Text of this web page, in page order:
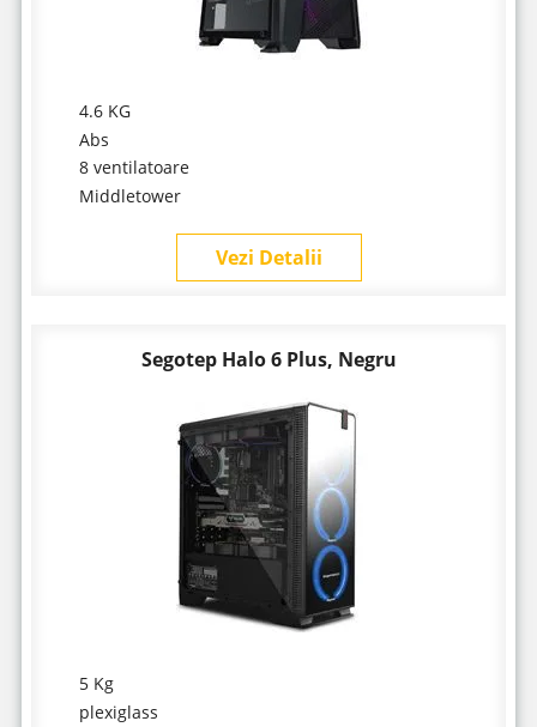
4.6 KG
Abs
8 ventilatoare
Middletower
Vezi Detalii
Segotep Halo 6 Plus, Negru
5 Kg
plexiglass